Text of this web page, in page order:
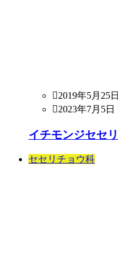
2019年5月25日
2023年7月5日
イチモンジセセリ
セセリチョウ科